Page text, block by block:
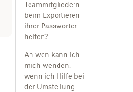
Teammitgliedern
beim Exportieren
ihrer Passwörter
helfen?
An wen kann ich
mich wenden,
wenn ich Hilfe bei
der Umstellung